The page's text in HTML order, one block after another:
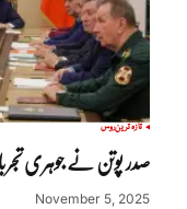
تازہ ترینروس
صدر پوتن نے جوہری
November 5, 2025